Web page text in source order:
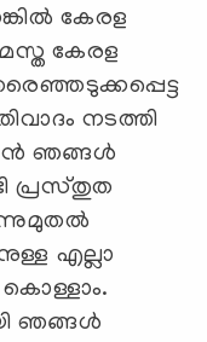
കേരള
കേരള
നടത്തി
ഞങ്ങള്‍
പ്രസ്തുത
എല്ലാ
ഞങ്ങള്‍